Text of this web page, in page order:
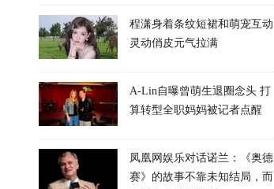
程潇身着条纹短裙和萌宠互动
灵动俏皮元气拉满
A-Lin自曝曾萌生退圈念头 打
算转型全职妈妈被记者点醒
凤凰网娱乐对话诺兰：《奥德
赛》的故事不靠未知结局，而